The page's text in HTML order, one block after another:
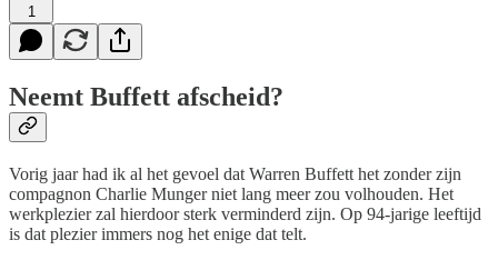
1
Neemt Buffett afscheid?
Vorig jaar had ik al het gevoel dat Warren Buffett het zonder zijn
compagnon Charlie Munger niet lang meer zou volhouden. Het
werkplezier zal hierdoor sterk verminderd zijn. Op 94-jarige leeftijd
is dat plezier immers nog het enige dat telt.